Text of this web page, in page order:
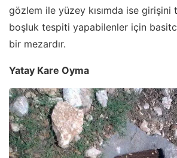
gözlem ile yüzey kısımda ise
boşluk tespiti yapabilenler için
bir mezardır.
Yatay Kare Oyma